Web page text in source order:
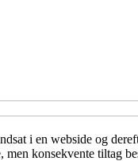
i en webside og
konsekvente tiltag